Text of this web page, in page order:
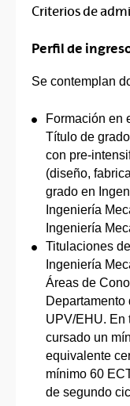
Criterios de
Perfil de
Se contemplan
Formación en
Título de
con pre-
(diseño,
grado en
Ingeniería
Ingeniería
Titulaciones
Ingeniería
Áreas de
UPV/EHU. En
cursado un
equivalente
mínimo 60
de segundo